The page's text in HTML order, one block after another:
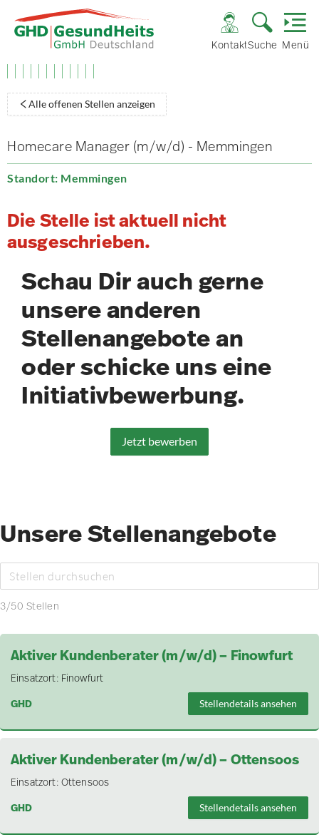
KontaktSuche Menü
Alle offenen Stellen anzeigen
Homecare Manager (m/w/d) - Memmingen
Standort: Memmingen
Die Stelle ist aktuell nicht
ausgeschrieben.
Schau Dir auch gerne
unsere anderen
Stellenangebote an
oder schicke uns eine
Initiativbewerbung.
Jetzt bewerben
Unsere Stellenangebote
3/50 Stellen
Aktiver Kundenberater (m/w/d) – Finowfurt
Einsatzort: Finowfurt
GHD
Stellendetails ansehen
Aktiver Kundenberater (m/w/d) – Ottensoos
Einsatzort: Ottensoos
GHD
Stellendetails ansehen